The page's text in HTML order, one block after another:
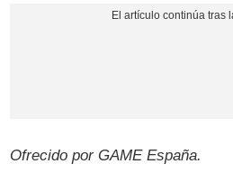
Ofrecido por GAME España.